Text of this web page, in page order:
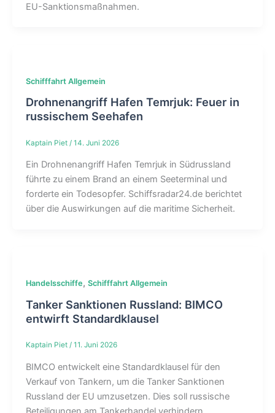
EU-Sanktionsmaßnahmen.
Schifffahrt Allgemein
Drohnenangriff Hafen Temrjuk: Feuer in
russischem Seehafen
Kaptain Piet / 14. Juni 2026
Ein Drohnenangriff Hafen Temrjuk in Südrussland
führte zu einem Brand an einem Seeterminal und
forderte ein Todesopfer. Schiffsradar24.de berichtet
über die Auswirkungen auf die maritime Sicherheit.
Handelsschiffe, Schifffahrt Allgemein
Tanker Sanktionen Russland: BIMCO
entwirft Standardklausel
Kaptain Piet / 11. Juni 2026
BIMCO entwickelt eine Standardklausel für den
Verkauf von Tankern, um die Tanker Sanktionen
Russland der EU umzusetzen. Dies soll russische